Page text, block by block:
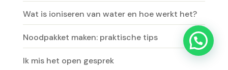
Wat is ioniseren van water en hoe werkt het?
Noodpakket maken: praktische tips
Ik mis het open gesprek